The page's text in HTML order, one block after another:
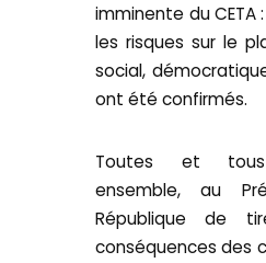
imminente du CETA
les risques sur le
social,
ont été confirmés.
Toutes et tous
ensemble, au
République de
conséquences des